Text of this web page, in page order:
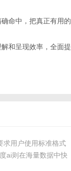
命中，把真正有用的
和呈现效率，全面提
求用户使用标准格式
ai则在海量数据中快